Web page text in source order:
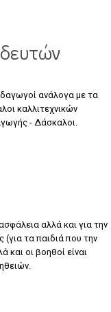
ανάλογα με τα
καλλιτεχνικών
- Δάσκαλοι.
αλλά και για την
τα παιδιά που την
και οι βοηθοί είναι